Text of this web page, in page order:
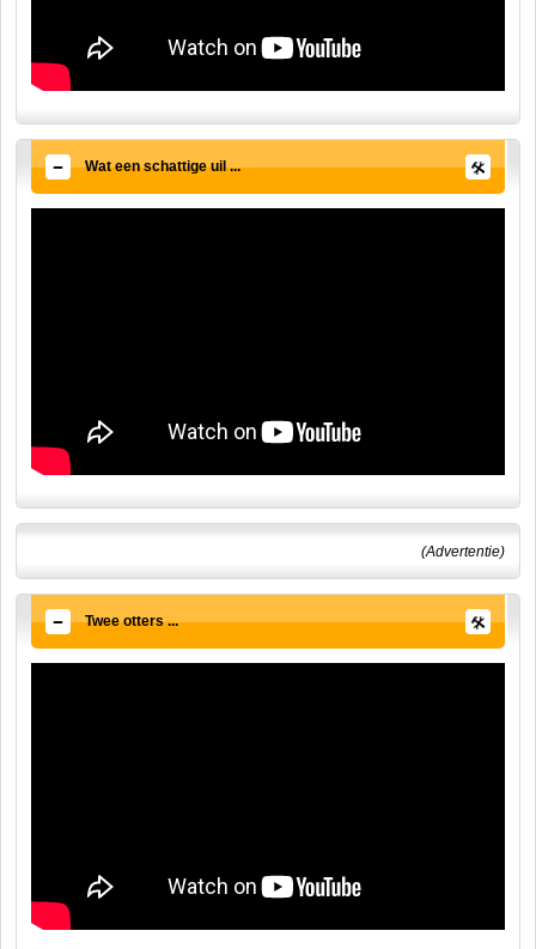
Wat een schattige uil ...
(Advertentie)
Twee otters ...